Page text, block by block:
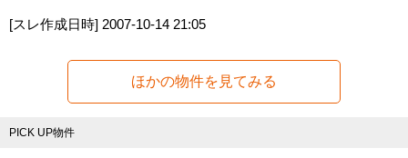
[スレ作成日時] 2007-10-14 21:05
ほかの物件を見てみる
PICK UP物件